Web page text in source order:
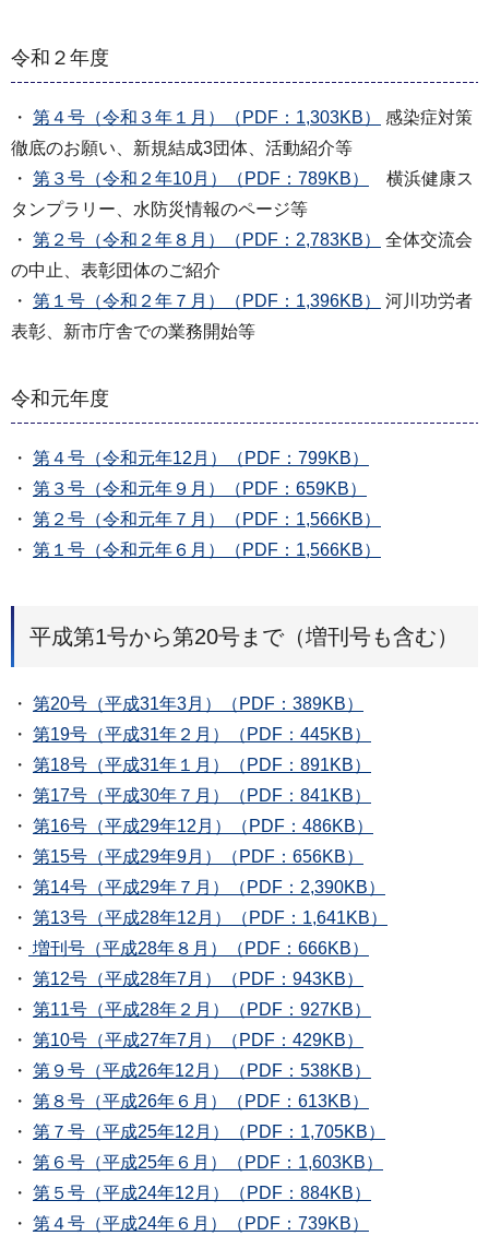
令和２年度
・ 第４号（令和３年１月）（PDF：1,303KB）
感染症対策
徹底のお願い、新規結成3団体、活動紹介等
・ 第３号（令和２年10月）（PDF：789KB）
横浜健康ス
タンプラリー、水防災情報のページ等
・ 第２号（令和２年８月）（PDF：2,783KB）
全体交流会
の中止、表彰団体のご紹介
・ 第１号（令和２年７月）（PDF：1,396KB）
河川功労者
表彰、新市庁舎での業務開始等
令和元年度
・ 第４号（令和元年12月）（PDF：799KB）
・ 第３号（令和元年９月）（PDF：659KB）
・ 第２号（令和元年７月）（PDF：1,566KB）
・ 第１号（令和元年６月）（PDF：1,566KB）
平成第1号から第20号まで（増刊号も含む）
・ 第20号（平成31年3月）（PDF：389KB）
・ 第19号（平成31年２月）（PDF：445KB）
・ 第18号（平成31年１月）（PDF：891KB）
・ 第17号（平成30年７月）（PDF：841KB）
・ 第16号（平成29年12月）（PDF：486KB）
・ 第15号（平成29年9月）（PDF：656KB）
・ 第14号（平成29年７月）（PDF：2,390KB）
・ 第13号（平成28年12月）（PDF：1,641KB）
・ 増刊号（平成28年８月）（PDF：666KB）
・ 第12号（平成28年7月）（PDF：943KB）
・ 第11号（平成28年２月）（PDF：927KB）
・ 第10号（平成27年7月）（PDF：429KB）
・ 第９号（平成26年12月）（PDF：538KB）
・ 第８号（平成26年６月）（PDF：613KB）
・ 第７号（平成25年12月）（PDF：1,705KB）
・ 第６号（平成25年６月）（PDF：1,603KB）
・ 第５号（平成24年12月）（PDF：884KB）
・ 第４号（平成24年６月）（PDF：739KB）